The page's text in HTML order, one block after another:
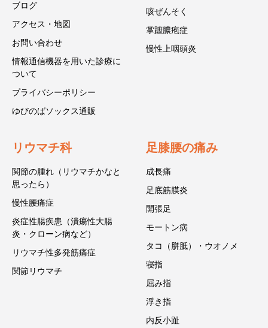
ブログ
アクセス・地図
お問い合わせ
情報通信機器を用いた診療に
ついて
プライバシーポリシー
ゆびのばソックス通販
咳ぜんそく
掌蹠膿疱症
慢性上咽頭炎
リウマチ科
関節の腫れ（リウマチかなと
思ったら）
慢性腰痛症
炎症性腸疾患（潰瘍性大腸
炎・クローン病など）
リウマチ性多発筋痛症
関節リウマチ
足膝腰の痛み
成長痛
足底筋膜炎
開張足
モートン病
タコ（胼胝）・ウオノメ
寝指
屈み指
浮き指
内反小趾